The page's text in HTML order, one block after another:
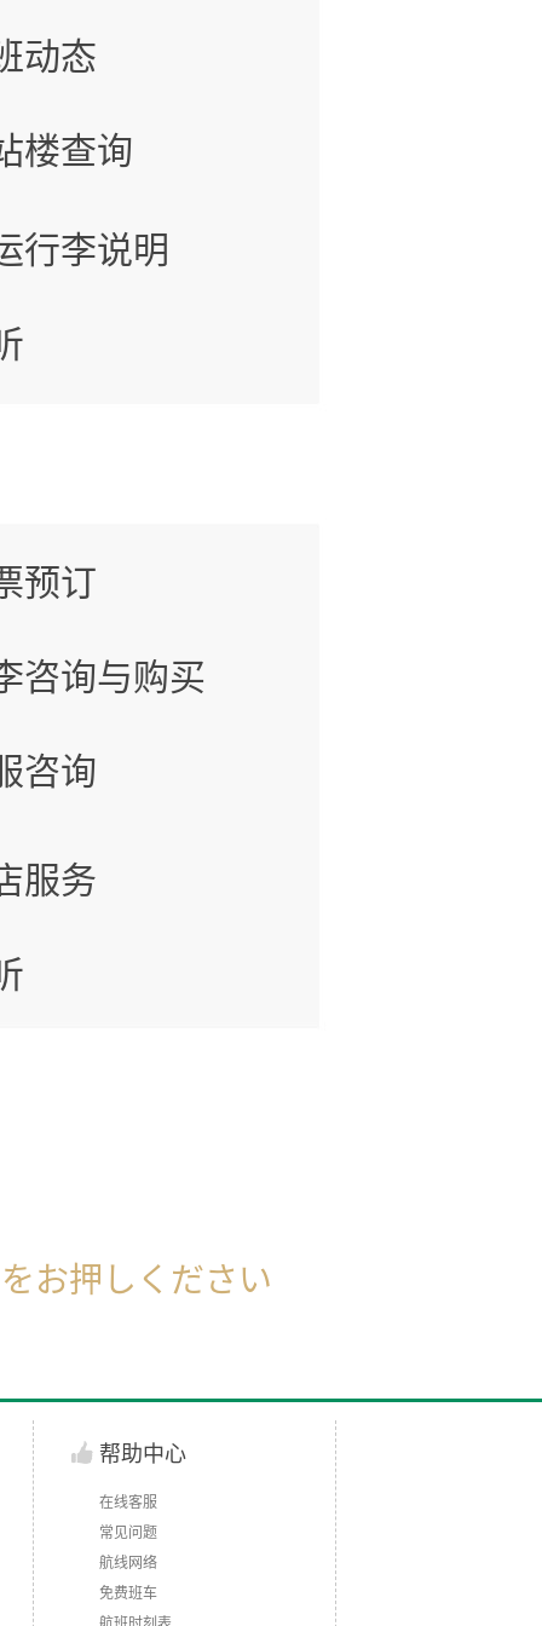
动态
楼查询
行李说明
预订
咨询与购买
咨询
服务
お押しください
帮助中心
在线客服
常见问题
航线网络
免费班车